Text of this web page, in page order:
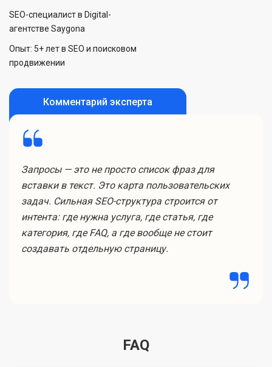
SEO-специалист в Digital-
агентстве Saygona
Опыт: 5+ лет в SEO и поисковом
продвижении
Комментарий эксперта
Запросы — это не просто список фраз для
вставки в текст. Это карта пользовательских
задач. Сильная SEO-структура строится от
интента: где нужна услуга, где статья, где
категория, где FAQ, а где вообще не стоит
создавать отдельную страницу.
FAQ